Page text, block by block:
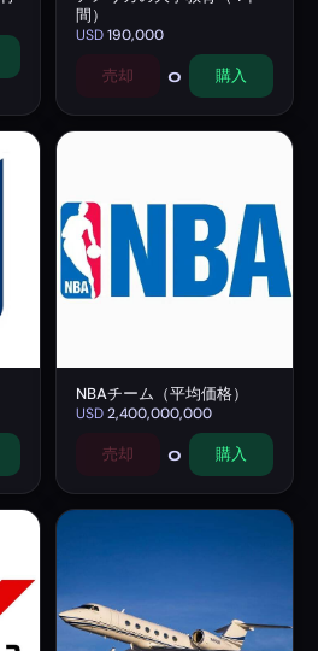
間）
USD190,000
売却 0 購入
NBAチーム（平均価格）
USD2,400,000,000
売却 0 購入